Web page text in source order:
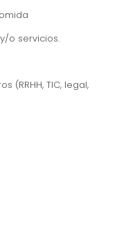
o servicios.
(RRHH, TIC, legal,